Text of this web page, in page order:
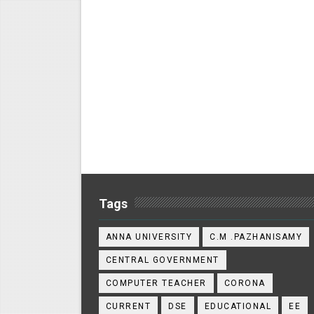
Tags
ANNA UNIVERSITY C.M .PAZHANISAMY
CENTRAL GOVERNMENT
COMPUTER TEACHER CORONA
CURRENT DSE EDUCATIONAL EE